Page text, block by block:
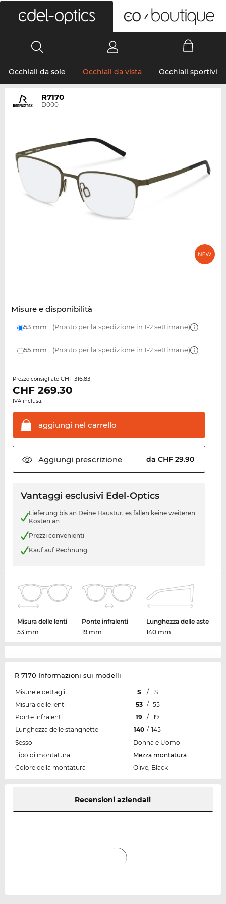
Occhiali da sole Occhiali da vista Occhiali sportivi
R7170
D000
Misure e disponibilità
53 mm (Pronto per la spedizione in 1-2 settimane)
55 mm (Pronto per la spedizione in 1-2 settimane)
Prezzo consigliato CHF 316.83
CHF 269.30
IVA inclusa.
aggiungi nel carrello
Aggiungi prescrizione da CHF 29.90
Vantaggi esclusivi Edel-Optics
Lieferung bis an Deine Haustür, es fallen keine weiteren
Kosten an
Prezzi convenienti
Kauf auf Rechnung
Misura delle lenti
53 mm
Ponte infralenti
19 mm
Lunghezza delle aste
140 mm
R 7170 Informazioni sui modelli
Misure e dettagli S /
S
Misura delle lenti
53 / 55
Ponte infralenti
19 /
19
Lunghezza delle stanghette
140 / 145
Sesso
Donna e Uomo
Tipo di montatura
Mezza montatura
Colore della montatura
Olive, Black
Recensioni aziendali